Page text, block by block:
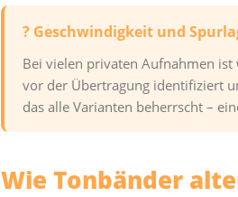
? Geschwindigkeit und
Bei vielen privaten Aufnahmen
vor der Übertragung identifiziert
das alle Varianten beherrscht –
Wie Tonbänder